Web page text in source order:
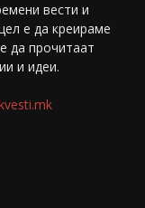
вести и
е да креираме
да прочитаат
и идеи.